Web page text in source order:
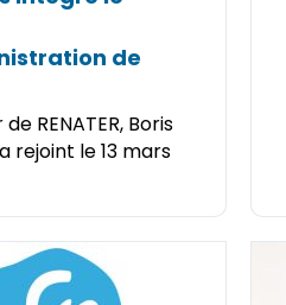
de
RENATER, Boris
rejoint le 13 mars